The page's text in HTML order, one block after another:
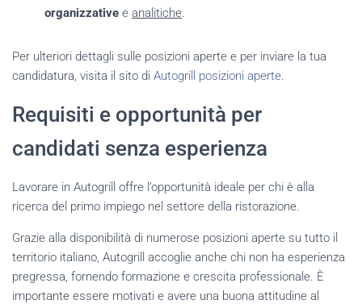
organizzative e analitiche.
Per ulteriori dettagli sulle posizioni aperte e per inviare la tua
candidatura, visita il sito di Autogrill posizioni aperte.
Requisiti e opportunità per
candidati senza esperienza
Lavorare in Autogrill offre l’opportunità ideale per chi è alla
ricerca del primo impiego nel settore della ristorazione.
Grazie alla disponibilità di numerose posizioni aperte su tutto il
territorio italiano, Autogrill accoglie anche chi non ha esperienza
pregressa, fornendo formazione e crescita professionale. È
importante essere motivati e avere una buona attitudine al